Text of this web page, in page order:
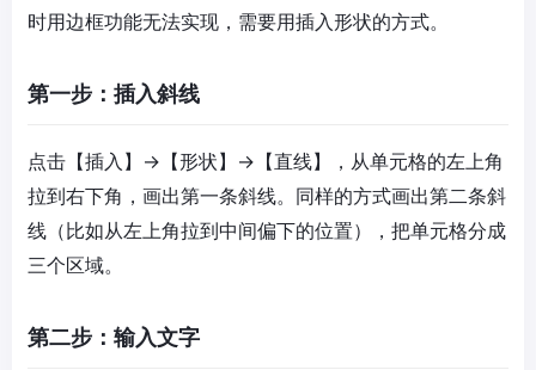
时用边框功能无法实现，需要用插入形状的方式。
第一步：插入斜线
点击【插入】→【形状】→【直线】，从单元格的左上角
拉到右下角，画出第一条斜线。同样的方式画出第二条斜
线（比如从左上角拉到中间偏下的位置），把单元格分成
三个区域。
第二步：输入文字